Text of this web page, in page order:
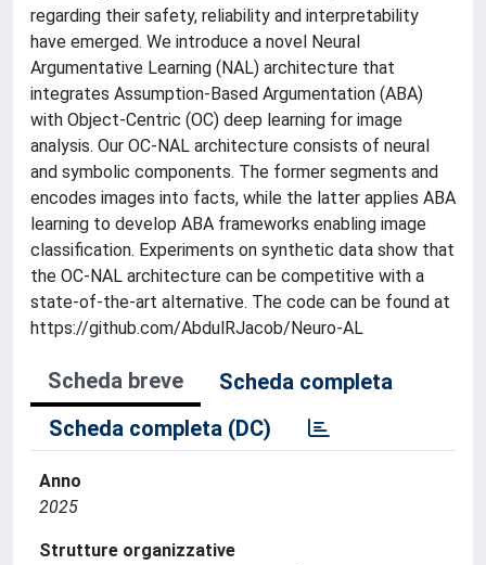
regarding their safety, reliability and interpretability
have emerged. We introduce a novel Neural
Argumentative Learning (NAL) architecture that
integrates Assumption-Based Argumentation (ABA)
with Object-Centric (OC) deep learning for image
analysis. Our OC-NAL architecture consists of neural
and symbolic components. The former segments and
encodes images into facts, while the latter applies ABA
learning to develop ABA frameworks enabling image
classification. Experiments on synthetic data show that
the OC-NAL architecture can be competitive with a
state-of-the-art alternative. The code can be found at
https://github.com/AbdulRJacob/Neuro-AL
Scheda breve
Scheda completa
Scheda completa (DC)
Anno
2025
Strutture organizzative